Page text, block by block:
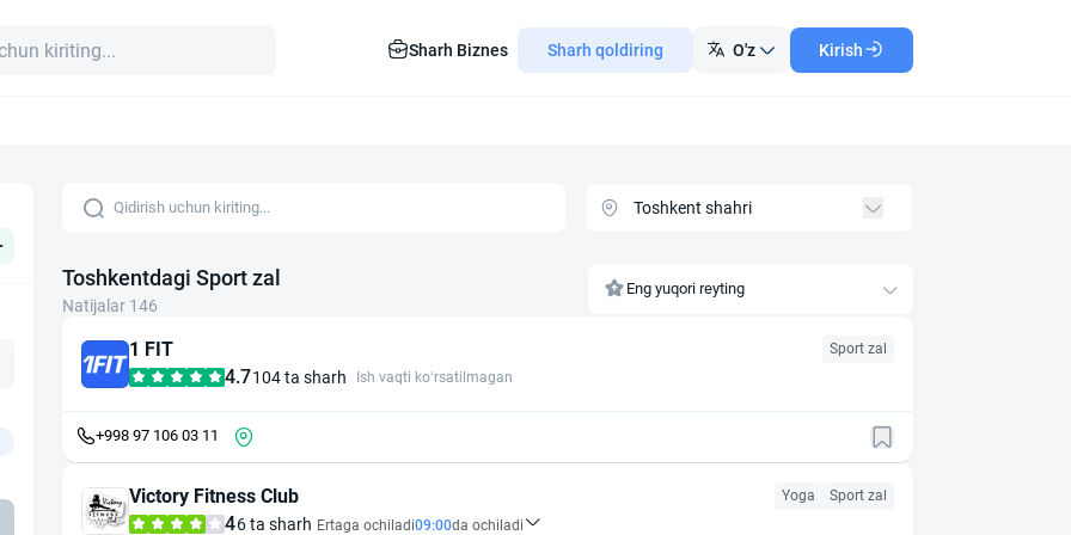
Sharh Biznes Sharh qoldiring O'z Kirish
Toshkentdagi Sport zal
Natijalar 146
Eng yuqori reyting
1 FIT Sport zal
4.7104 ta sharh Ish vaqti ko‘rsatilmagan
+998 97 106 03 11
Victory Fitness Club Yoga Sport zal
46 ta sharh Ertaga ochiladi09:00da ochiladi